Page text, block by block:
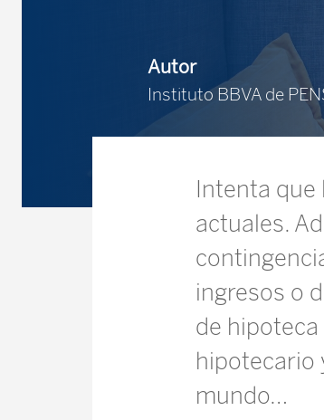
Autor
Instituto BBVA de
Intenta que
actuales.
ingresos o
de
hipotecario
mundo…